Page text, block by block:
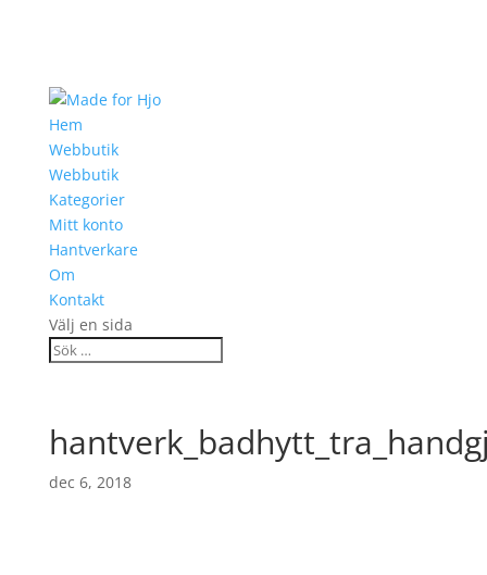
Hem
Webbutik
Webbutik
Kategorier
Mitt konto
Hantverkare
Om
Kontakt
Välj en sida
dec 6, 2018